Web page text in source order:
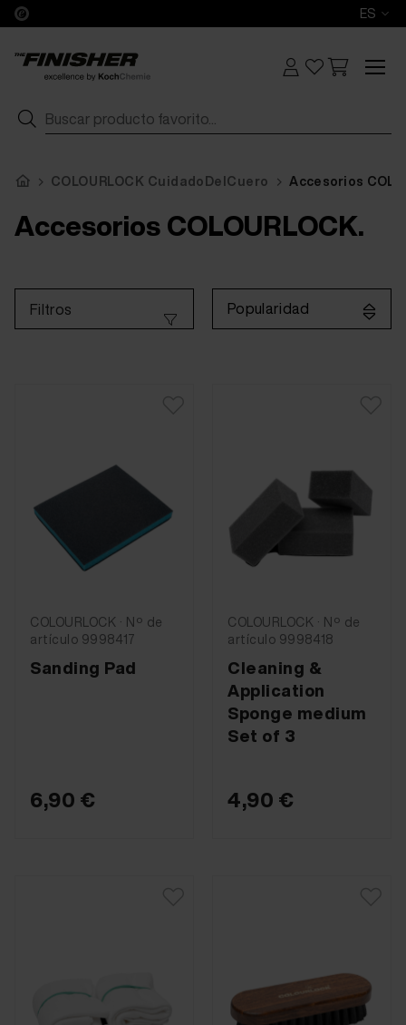
ES
COLOURLOCK CuidadoDelCuero Accesorios
Accesorios COLOURLOCK.
Popularidad
Filtros
COLOURLOCK · Nº de
artículo 9998417
Sanding Pad
6,90 €
COLOURLOCK · Nº de
artículo 9998418
Cleaning &
Application
Sponge medium
Set of 3
4,90 €